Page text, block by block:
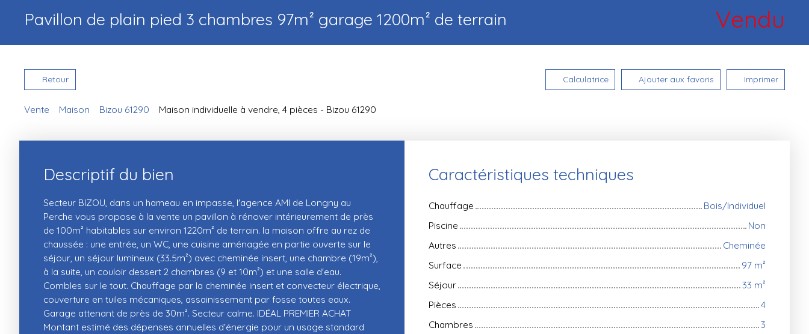
Pavillon de plain pied 3 chambres 97m² garage 1200m² de terrain Vendu
Retour Calculatrice Ajouter aux favoris Imprimer
Vente Maison Bizou 61290 Maison individuelle à vendre, 4 pièces - Bizou 61290
Descriptif du bien
Secteur BIZOU, dans un hameau en impasse, l'agence AMI de Longny au
Perche vous propose à la vente un pavillon à rénover intérieurement de près
de 100m² habitables sur environ 1220m² de terrain. la maison offre au rez de
chaussée : une entrée, un WC, une cuisine aménagée en partie ouverte sur le
séjour, un séjour lumineux (33.5m²) avec cheminée insert, une chambre (19m²),
à la suite, un couloir dessert 2 chambres (9 et 10m²) et une salle d'eau.
Combles sur le tout. Chauffage par la cheminée insert et convecteur électrique,
couverture en tuiles mécaniques, assainissement par fosse toutes eaux.
Garage attenant de près de 30m². Secteur calme. IDÉAL PREMIER ACHAT
Montant estimé des dépenses annuelles d'énergie pour un usage standard
Caractéristiques techniques
Chauffage
Bois/Individuel
Piscine
Non
Autres
Cheminée
Surface
97 m²
Séjour
33 m²
Pièces
4
Chambres
3